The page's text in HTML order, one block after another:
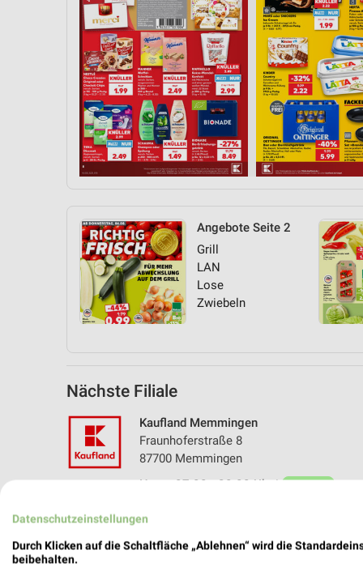
Angebote Seite 2
Grill
LAN
Lose
Zwiebeln
Nächste Filiale
Kaufland Memmingen
Fraunhoferstraße 8
87700 Memmingen
Heute 07:00 - 20:00 Uhr | Geöffnet
Datenschutzeinstellungen
Durch Klicken auf die Schaltfläche „Ablehnen“ wird die
beibehalten.